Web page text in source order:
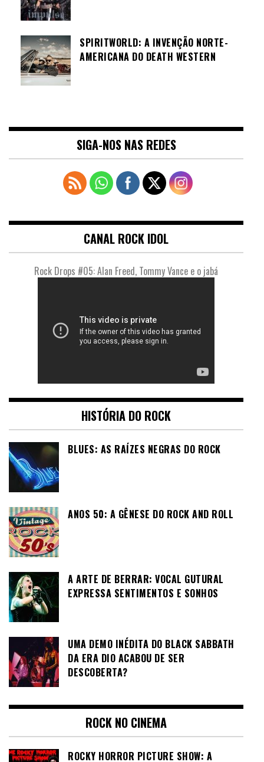
SPIRITWORLD: A INVENÇÃO NORTE-
AMERICANA DO DEATH WESTERN
SIGA-NOS NAS REDES
CANAL ROCK IDOL
Rock Drops #05: Alan Freed, Tommy Vance e o jabá
HISTÓRIA DO ROCK
BLUES: AS RAÍZES NEGRAS DO ROCK
ANOS 50: A GÊNESE DO ROCK AND ROLL
A ARTE DE BERRAR: VOCAL GUTURAL
EXPRESSA SENTIMENTOS E SONHOS
UMA DEMO INÉDITA DO BLACK SABBATH
DA ERA DIO ACABOU DE SER
DESCOBERTA?
ROCK NO CINEMA
ROCKY HORROR PICTURE SHOW: A